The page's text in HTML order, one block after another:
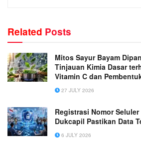
Related Posts
Mitos Sayur Bayam
Tinjauan Kimia Dasar
Vitamin C dan
27 JULY 2026
Registrasi Nomor
Dukcapil Pastikan Data
6 JULY 2026